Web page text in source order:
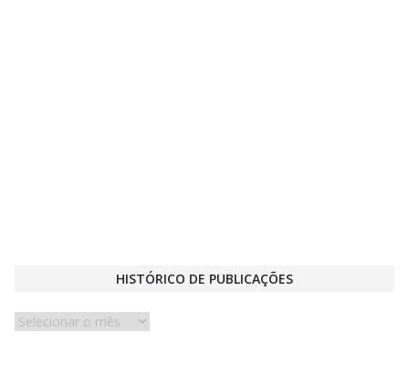
HISTÓRICO DE PUBLICAÇÕES
Histórico